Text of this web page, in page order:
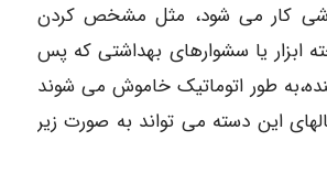
کار می شود، مثل مشخص کردن
ابزار یا سشوارهای بهداشتی که پس
­طور اتوماتیک خاموش می ­شوند
این دسته می­ تواند به ­صورت زیر